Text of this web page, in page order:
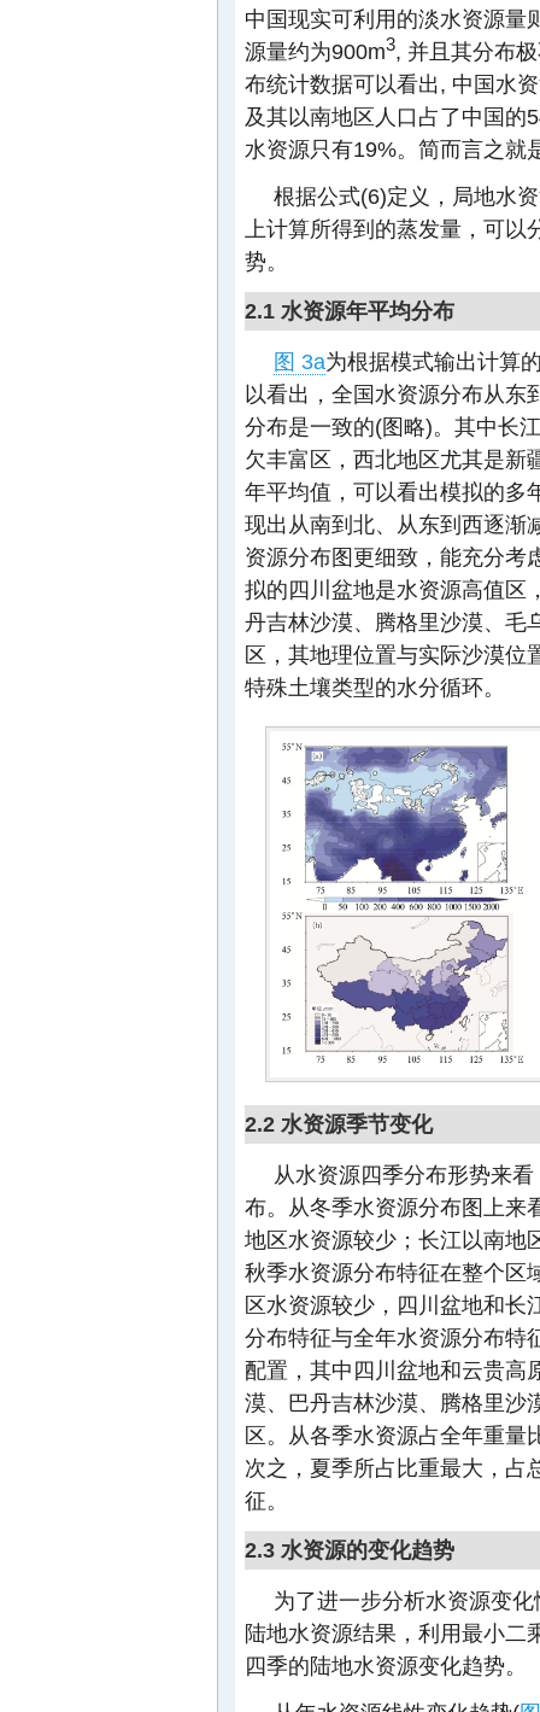
中国现实可利用的淡水资源量
源量约为900m3, 并且其分布
布统计数据可以看出, 中国水
及其以南地区人口占了中国的
水资源只有19%。简而言之就
根据公式(6)定义，局地水
上计算所得到的蒸发量，可
势。
2.1 水资源年平均分布
图 3a为根据模式输出计算
以看出，全国水资源分布从东
分布是一致的(图略)。其中长
欠丰富区，西北地区尤其是新
年平均值，可以看出模拟的多
现出从南到北、从东到西逐渐
资源分布图更细致，能充分考
拟的四川盆地是水资源高值区
丹吉林沙漠、腾格里沙漠、毛
区，其地理位置与实际沙漠位
特殊土壤类型的水分循环。
2.2 水资源季节变化
从水资源四季分布形势来
布。从冬季水资源分布图上来
地区水资源较少；长江以南地
秋季水资源分布特征在整个区
区水资源较少，四川盆地和长
分布特征与全年水资源分布特
配置，其中四川盆地和云贵高
漠、巴丹吉林沙漠、腾格里沙
区。从各季水资源占全年重量
次之，夏季所占比重最大，占
征。
2.3 水资源的变化趋势
为了进一步分析水资源变
陆地水资源结果，利用最小二
四季的陆地水资源变化趋势。